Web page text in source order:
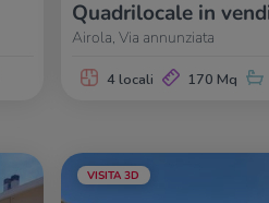
Quadrilocale in
Airola, Via annunziata
4 locali 170 Mq
VISITA 3D